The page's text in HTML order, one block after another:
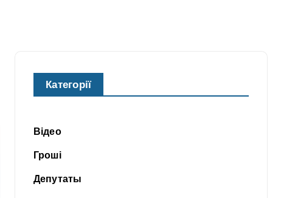
Категорії
Відео
Гроші
Депутаты